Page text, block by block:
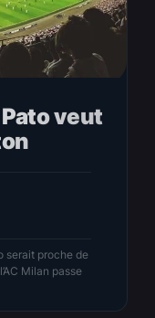
veut
serait proche de
Milan passe